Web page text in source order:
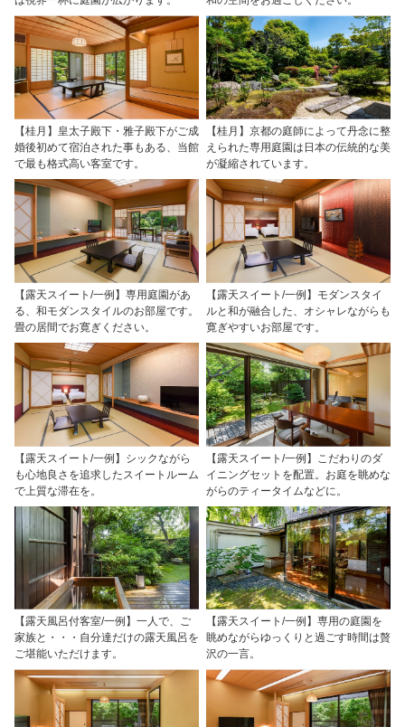
【桂月】皇太子殿下・雅子殿下がご成
婚後初めて宿泊された事もある、当館
で最も格式高い客室です。
【桂月】京都の庭師によって丹念に整
えられた専用庭園は日本の伝統的な美
が凝縮されています。
【露天スイート/一例】専用庭園があ
る、和モダンスタイルのお部屋です。
畳の居間でお寛ぎください。
【露天スイート/一例】モダンスタイ
ルと和が融合した、オシャレながらも
寛ぎやすいお部屋です。
【露天スイート/一例】シックながら
も心地良さを追求したスイートルーム
で上質な滞在を。
【露天スイート/一例】こだわりのダ
イニングセットを配置。お庭を眺めな
がらのティータイムなどに。
【露天風呂付客室/一例】一人で、ご
家族と・・・自分達だけの露天風呂を
ご堪能いただけます。
【露天スイート/一例】専用の庭園を
眺めながらゆっくりと過ごす時間は贅
沢の一言。